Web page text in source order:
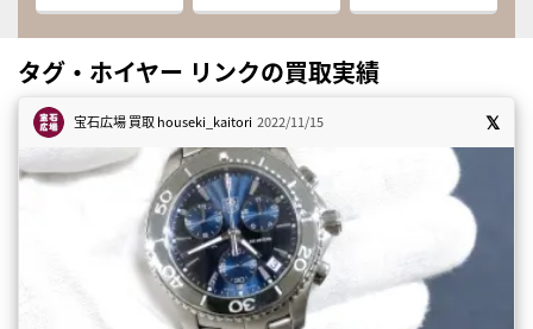
タグ・ホイヤー リンクの買取実績
宝石広場 買取houseki_kaitori 2022/11/15